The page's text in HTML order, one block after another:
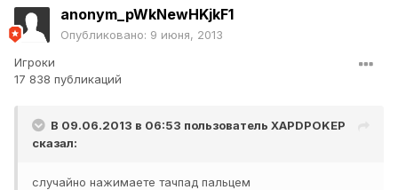
anonym_pWkNewHKjkF1
Опубликовано: 9 июня, 2013
Игроки
17 838 публикаций
В 09.06.2013 в 06:53 пользователь XAPDPOKEP
сказал:
случайно нажимаете тачпад пальцем